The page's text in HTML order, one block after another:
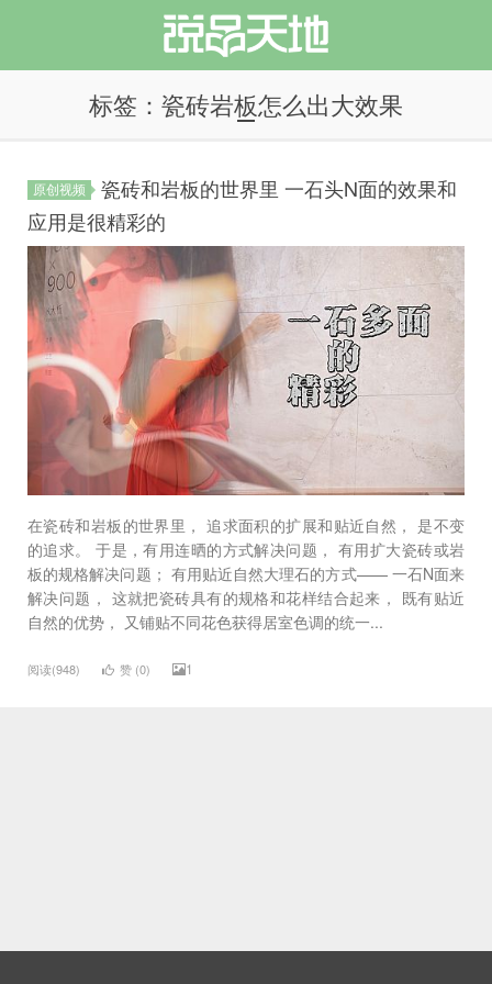
标签：瓷砖岩板怎么出大效果
原创视频
瓷砖和岩板的世界里 一石头N面的效果和
应用是很精彩的
在瓷砖和岩板的世界里， 追求面积的扩展和贴近自然， 是不变
的追求。 于是，有用连晒的方式解决问题， 有用扩大瓷砖或岩
板的规格解决问题； 有用贴近自然大理石的方式—— 一石N面来
解决问题， 这就把瓷砖具有的规格和花样结合起来， 既有贴近
自然的优势， 又铺贴不同花色获得居室色调的统一...
阅读(948) 赞 (0) 1